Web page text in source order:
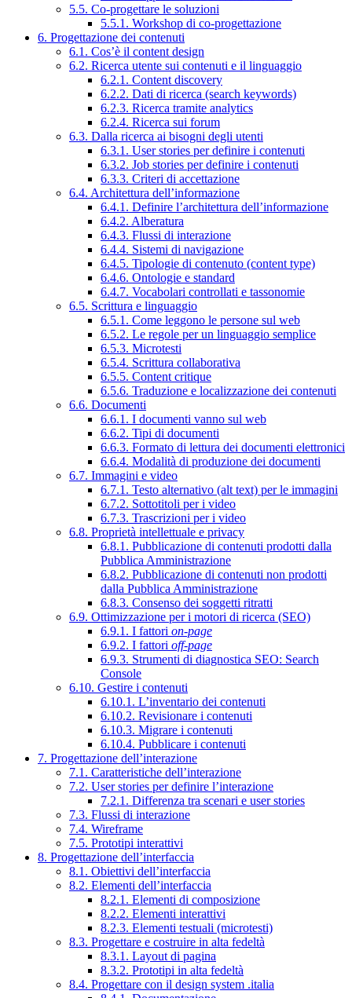
5.5. Co-progettare le soluzioni
5.5.1. Workshop di co-progettazione
6. Progettazione dei contenuti
6.1. Cos’è il content design
6.2. Ricerca utente sui contenuti e il linguaggio
6.2.1. Content discovery
6.2.2. Dati di ricerca (search keywords)
6.2.3. Ricerca tramite analytics
6.2.4. Ricerca sui forum
6.3. Dalla ricerca ai bisogni degli utenti
6.3.1. User stories per definire i contenuti
6.3.2. Job stories per definire i contenuti
6.3.3. Criteri di accettazione
6.4. Architettura dell’informazione
6.4.1. Definire l’architettura dell’informazione
6.4.2. Alberatura
6.4.3. Flussi di interazione
6.4.4. Sistemi di navigazione
6.4.5. Tipologie di contenuto (content type)
6.4.6. Ontologie e standard
6.4.7. Vocabolari controllati e tassonomie
6.5. Scrittura e linguaggio
6.5.1. Come leggono le persone sul web
6.5.2. Le regole per un linguaggio semplice
6.5.3. Microtesti
6.5.4. Scrittura collaborativa
6.5.5. Content critique
6.5.6. Traduzione e localizzazione dei contenuti
6.6. Documenti
6.6.1. I documenti vanno sul web
6.6.2. Tipi di documenti
6.6.3. Formato di lettura dei documenti elettronici
6.6.4. Modalità di produzione dei documenti
6.7. Immagini e video
6.7.1. Testo alternativo (alt text) per le immagini
6.7.2. Sottotitoli per i video
6.7.3. Trascrizioni per i video
6.8. Proprietà intellettuale e privacy
6.8.1. Pubblicazione di contenuti prodotti dalla
Pubblica Amministrazione
6.8.2. Pubblicazione di contenuti non prodotti
dalla Pubblica Amministrazione
6.8.3. Consenso dei soggetti ritratti
6.9. Ottimizzazione per i motori di ricerca (SEO)
6.9.1. I fattori on-page
6.9.2. I fattori off-page
6.9.3. Strumenti di diagnostica SEO: Search
Console
6.10. Gestire i contenuti
6.10.1. L’inventario dei contenuti
6.10.2. Revisionare i contenuti
6.10.3. Migrare i contenuti
6.10.4. Pubblicare i contenuti
7. Progettazione dell’interazione
7.1. Caratteristiche dell’interazione
7.2. User stories per definire l’interazione
7.2.1. Differenza tra scenari e user stories
7.3. Flussi di interazione
7.4. Wireframe
7.5. Prototipi interattivi
8. Progettazione dell’interfaccia
8.1. Obiettivi dell’interfaccia
8.2. Elementi dell’interfaccia
8.2.1. Elementi di composizione
8.2.2. Elementi interattivi
8.2.3. Elementi testuali (microtesti)
8.3. Progettare e costruire in alta fedeltà
8.3.1. Layout di pagina
8.3.2. Prototipi in alta fedeltà
8.4. Progettare con il design system .italia